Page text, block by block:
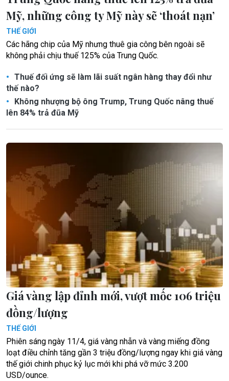
Mỹ, những công ty Mỹ này sẽ ‘thoát nạn’
THẾ GIỚI
Các hãng chip của Mỹ nhưng thuê gia công bên ngoài sẽ
không phải chịu thuế 125% của Trung Quốc.
Thuế đối ứng sẽ làm lãi suất ngân hàng thay đổi như
thế nào?
Không nhượng bộ ông Trump, Trung Quốc nâng thuế
lên 84% trả đũa Mỹ
Giá vàng lập đỉnh mới, vượt mốc 106 triệu
đồng/lượng
THẾ GIỚI
Phiên sáng ngày 11/4, giá vàng nhẫn và vàng miếng đồng
loạt điều chỉnh tăng gần 3 triệu đồng/lượng ngay khi giá vàng
thế giới chinh phục kỷ lục mới khi phá vỡ mức 3.200
USD/ounce.